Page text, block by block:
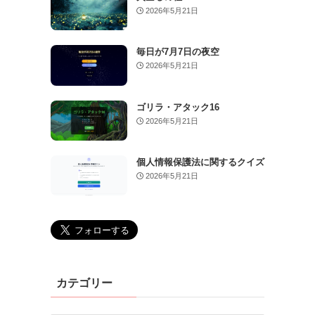
2026年5月21日
毎日が7月7日の夜空
2026年5月21日
ゴリラ・アタック16
2026年5月21日
個人情報保護法に関するクイズ
2026年5月21日
カテゴリー